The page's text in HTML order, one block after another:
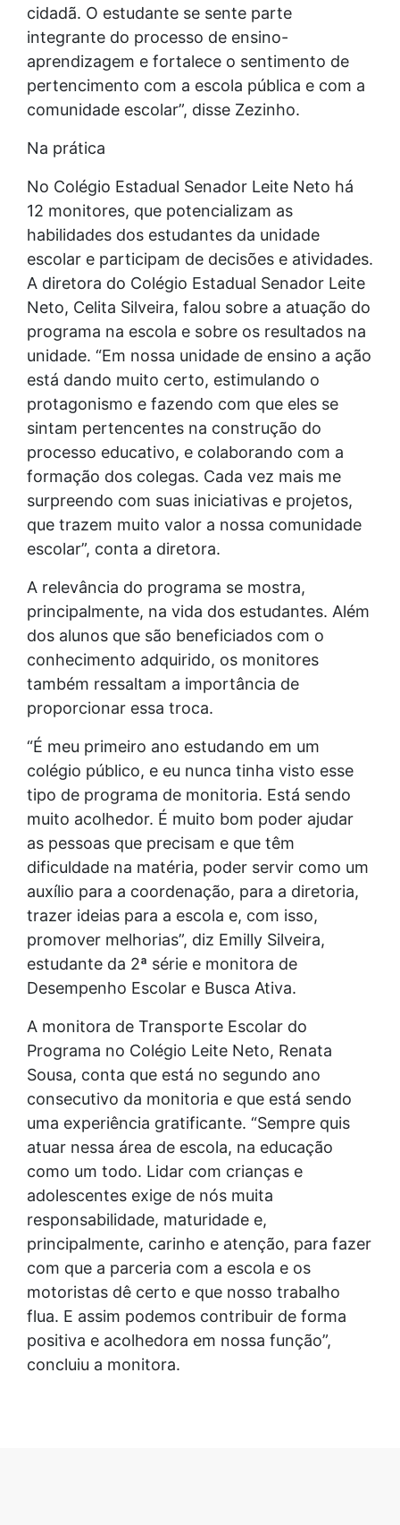
cidadã. O estudante se sente parte
integrante do processo de ensino-
aprendizagem e fortalece o sentimento de
pertencimento com a escola pública e com a
comunidade escolar”, disse Zezinho.
Na prática
No Colégio Estadual Senador Leite Neto há
12 monitores, que potencializam as
habilidades dos estudantes da unidade
escolar e participam de decisões e atividades.
A diretora do Colégio Estadual Senador Leite
Neto, Celita Silveira, falou sobre a atuação do
programa na escola e sobre os resultados na
unidade. “Em nossa unidade de ensino a ação
está dando muito certo, estimulando o
protagonismo e fazendo com que eles se
sintam pertencentes na construção do
processo educativo, e colaborando com a
formação dos colegas. Cada vez mais me
surpreendo com suas iniciativas e projetos,
que trazem muito valor a nossa comunidade
escolar”, conta a diretora.
A relevância do programa se mostra,
principalmente, na vida dos estudantes. Além
dos alunos que são beneficiados com o
conhecimento adquirido, os monitores
também ressaltam a importância de
proporcionar essa troca.
“É meu primeiro ano estudando em um
colégio público, e eu nunca tinha visto esse
tipo de programa de monitoria. Está sendo
muito acolhedor. É muito bom poder ajudar
as pessoas que precisam e que têm
dificuldade na matéria, poder servir como um
auxílio para a coordenação, para a diretoria,
trazer ideias para a escola e, com isso,
promover melhorias”, diz Emilly Silveira,
estudante da 2ª série e monitora de
Desempenho Escolar e Busca Ativa.
A monitora de Transporte Escolar do
Programa no Colégio Leite Neto, Renata
Sousa, conta que está no segundo ano
consecutivo da monitoria e que está sendo
uma experiência gratificante. “Sempre quis
atuar nessa área de escola, na educação
como um todo. Lidar com crianças e
adolescentes exige de nós muita
responsabilidade, maturidade e,
principalmente, carinho e atenção, para fazer
com que a parceria com a escola e os
motoristas dê certo e que nosso trabalho
flua. E assim podemos contribuir de forma
positiva e acolhedora em nossa função”,
concluiu a monitora.